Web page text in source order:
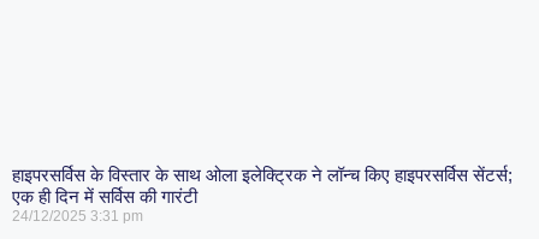
हाइपरसर्विस के विस्तार के साथ ओला इलेक्ट्रिक ने लॉन्च किए हाइपरसर्विस सेंटर्स;
एक ही दिन में सर्विस की गारंटी
24/12/2025 3:31 pm